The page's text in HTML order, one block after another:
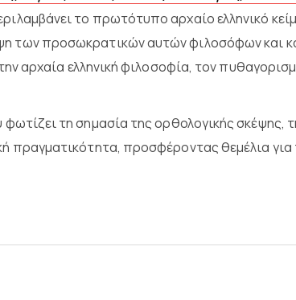
το πρωτότυπο αρχαίο ελληνικό
των προσωκρατικών αυτών φιλοσόφων και
αρχαία ελληνική φιλοσοφία, τον
τη σημασία της ορθολογικής σκέψης,
προσφέροντας θεμέλια για